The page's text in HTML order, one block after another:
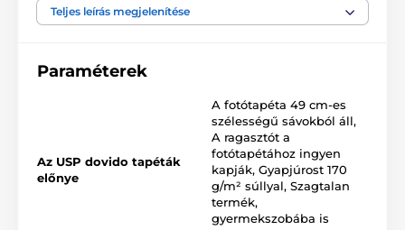
Kiváló nyomtatási minőség
bármely helyiségnek. Kiváló minőségű, sima felületű
korszerű UV-led nyomtatási technológia garantálja a
kiváló tartósságot és színtartást.
Elérhető méretek és típusok (cm-ben – szélesség x
Teljes leírás megjelenítése
Paraméterek
Az USP dovido tapéták
előnye
A fotótapéta 49 cm-es
szélességű sávokból áll,
A ragasztót a
fotótapétához ingyen
kapják, Gyapjúrost 170
g/m² súllyal, Szagtalan
termék,
gyermekszobába is